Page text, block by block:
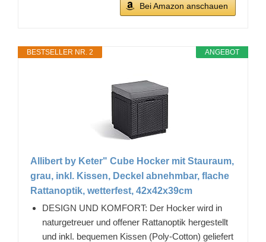
Bei Amazon anschauen
ANGEBOT
BESTSELLER NR. 2
Allibert by Keter" Cube Hocker mit Stauraum,
grau, inkl. Kissen, Deckel abnehmbar, flache
Rattanoptik, wetterfest, 42x42x39cm
DESIGN UND KOMFORT: Der Hocker wird in
naturgetreuer und offener Rattanoptik hergestellt
und inkl. bequemen Kissen (Poly-Cotton) geliefert